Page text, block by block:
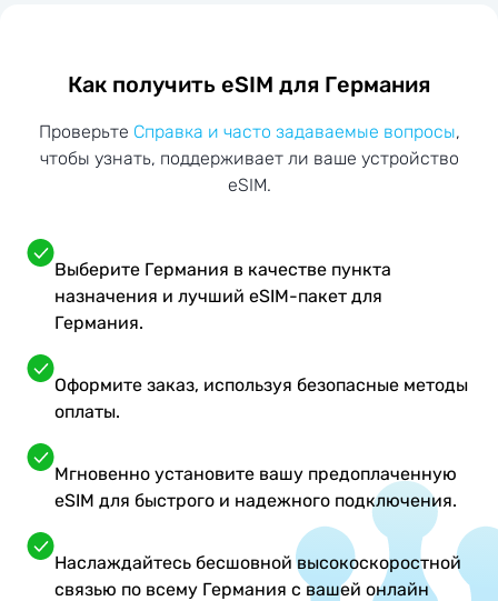
Как получить eSIM для Германия
Проверьте Справка и часто задаваемые вопросы,
чтобы узнать, поддерживает ли ваше устройство
eSIM.
Выберите Германия в качестве пункта
назначения и лучший eSIM-пакет для
Германия.
Оформите заказ, используя безопасные методы
оплаты.
Мгновенно установите вашу предоплаченную
eSIM для быстрого и надежного подключения.
Наслаждайтесь бесшовной высокоскоростной
связью по всему Германия с вашей онлайн